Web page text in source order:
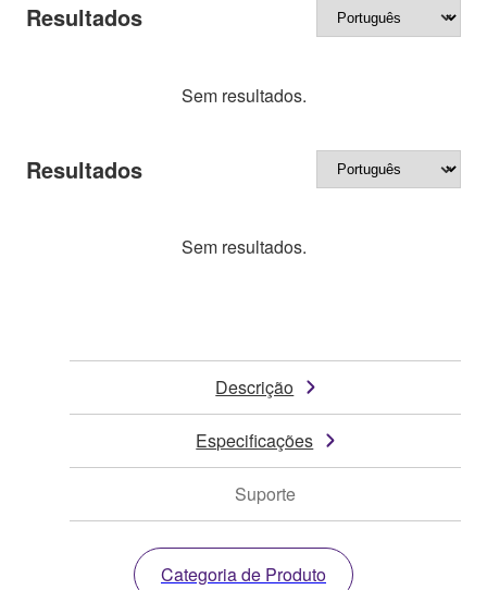
Resultados
Sem resultados.
Resultados
Sem resultados.
Descrição
Especificações
Suporte
Categoria de Produto